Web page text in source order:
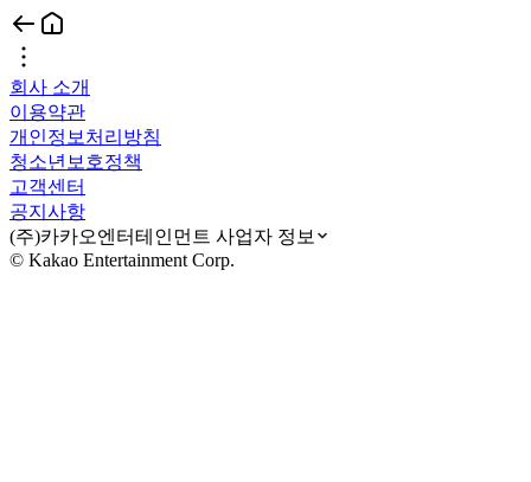
회사 소개
이용약관
개인정보처리방침
청소년보호정책
고객센터
공지사항
(주)카카오엔터테인먼트 사업자 정보
© Kakao Entertainment Corp.